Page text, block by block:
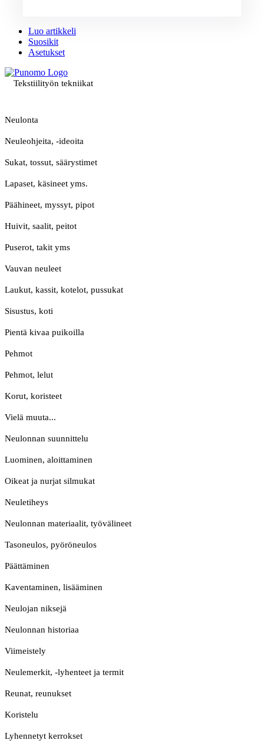
Luo artikkeli
Suosikit
Asetukset
Tekstiilityön tekniikat
Neulonta
Neuleohjeita, -ideoita
Sukat, tossut, säärystimet
Lapaset, käsineet yms.
Päähineet, myssyt, pipot
Huivit, saalit, peitot
Puserot, takit yms
Vauvan neuleet
Laukut, kassit, kotelot, pussukat
Sisustus, koti
Pientä kivaa puikoilla
Pehmot
Pehmot, lelut
Korut, koristeet
Vielä muuta...
Neulonnan suunnittelu
Luominen, aloittaminen
Oikeat ja nurjat silmukat
Neuletiheys
Neulonnan materiaalit, työvälineet
Tasoneulos, pyöröneulos
Päättäminen
Kaventaminen, lisääminen
Neulojan niksejä
Neulonnan historiaa
Viimeistely
Neulemerkit, -lyhenteet ja termit
Reunat, reunukset
Koristelu
Lyhennetyt kerrokset